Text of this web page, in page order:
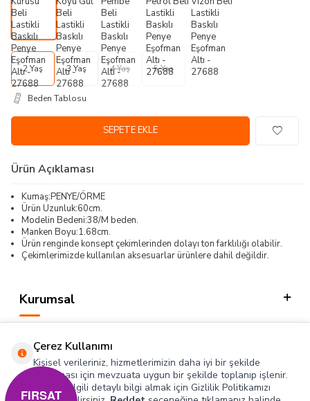
2 Yaş 3 Yaş 4 Yaş 5 Yaş
Beden Tablosu
SEPETE EKLE
Ürün Açıklaması
Kumaş:PENYE/ÖRME
Ürün Uzunluk:60cm.
Modelin Bedeni:38/M beden.
Manken Boyu:1.68cm.
Ürün renginde konsept çekimlerinden dolayı ton farklılığı olabilir.
Çekimlerimizde kullanılan aksesuarlar ürünlere dahil değildir.
Kurumsal
Hızlı Erişim
Sosyal
Çerez Kullanımı
Kişisel verileriniz, hizmetlerimizin daha iyi bir şekilde
sunulması için mevzuata uygun bir şekilde toplanıp işlenir.
Konuyla ilgili detaylı bilgi almak için Gizlilik Politikamızı
FIRSAT